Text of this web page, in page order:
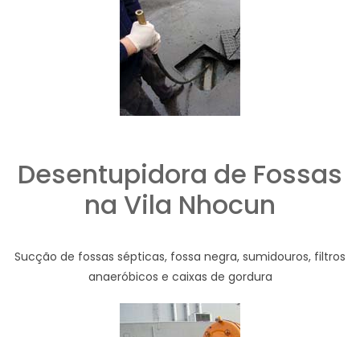
Desentupidora de Fossas
na Vila Nhocun
Sucção de fossas sépticas, fossa negra, sumidouros, filtros
anaeróbicos e caixas de gordura